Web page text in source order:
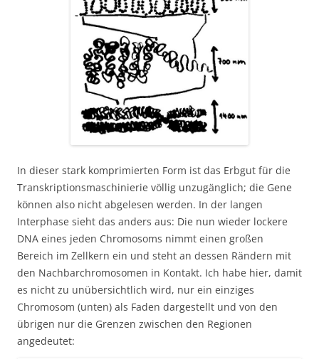
In dieser stark komprimierten Form ist das Erbgut für die
Transkriptionsmaschinierie völlig unzugänglich; die Gene
können also nicht abgelesen werden. In der langen
Interphase sieht das anders aus: Die nun wieder lockere
DNA eines jeden Chromosoms nimmt einen großen
Bereich im Zellkern ein und steht an dessen Rändern mit
den Nachbarchromosomen in Kontakt. Ich habe hier, damit
es nicht zu unübersichtlich wird, nur ein einziges
Chromosom (unten) als Faden dargestellt und von den
übrigen nur die Grenzen zwischen den Regionen
angedeutet: